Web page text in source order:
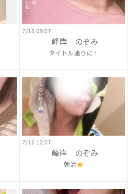
7/16 09:07
峰岸 のぞみ
タイトル通りに！
7/16 12:07
峰岸 のぞみ
朝活